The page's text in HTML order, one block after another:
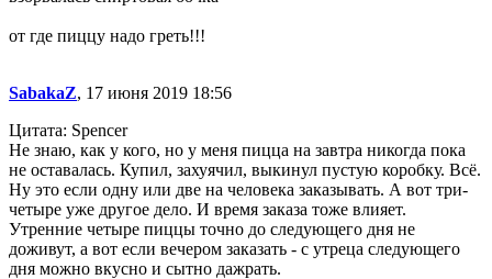
от где пиццу надо греть!!!
SabakaZ, 17 июня 2019 18:56
Цитата: Spencer
Не знаю, как у кого, но у меня пицца на завтра никогда пока
не оставалась. Купил, захуячил, выкинул пустую коробку. Всё.
Ну это если одну или две на человека заказывать. А вот три-
четыре уже другое дело. И время заказа тоже влияет.
Утренние четыре пиццы точно до следующего дня не
доживут, а вот если вечером заказать - с утреца следующего
дня можно вкусно и сытно дажрать.